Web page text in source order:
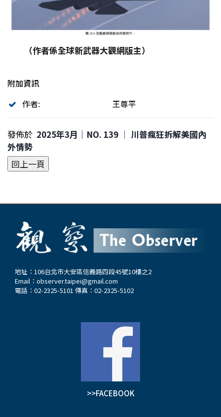
（作者係全球新武器大觀網版主）
附加資訊
作者:
王尊平
發佈於 2025年3月｜NO. 139 │ 川普瘋狂拆解美國內
外情勢
地址：106台北市大安區信義路四段45號10樓之2
Email： observer.taipei@gmail.com
電話：02-2325-5101 傳真：02-2325-5102
>>FACEBOOK